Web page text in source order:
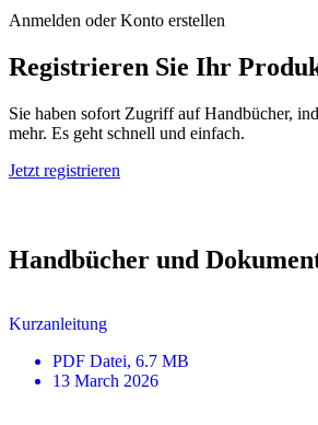
Anmelden oder Konto erstellen
Registrieren Sie Ihr
Sie haben sofort Zugriff auf Handbücher,
mehr. Es geht schnell und einfach.
Jetzt registrieren
Handbücher und
Kurzanleitung
PDF Datei, 6.7 MB
13 March 2026